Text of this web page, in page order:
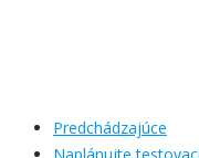
Predchádzajúce
Naplánujte